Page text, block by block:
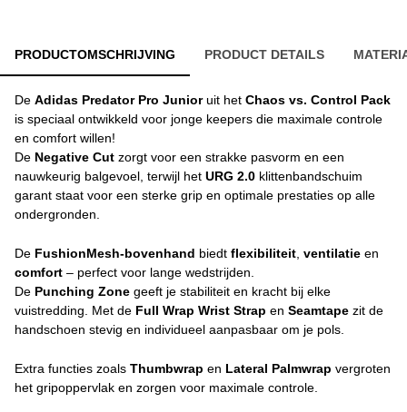
PRODUCTOMSCHRIJVING PRODUCT DETAILS
De Adidas Predator Pro Junioruit het Chaos vs. Control Pack
is speciaal ontwikkeld voor jonge keepers die maximale controle
en comfort willen!
De Negative Cut zorgt voor een strakke pasvorm en een
nauwkeurig balgevoel, terwijl het URG 2.0 klittenbandschuim
garant staat voor een sterke grip en optimale prestaties op alle
ondergronden.
De FushionMesh-bovenhand biedt flexibiliteit ventilatie en
comfort – perfect voor lange wedstrijden.
De Punching Zone geeft je stabiliteit en kracht bij elke
vuistredding. Met de Full Wrap Wrist Strap en Seamtape zit de
handschoen stevig en individueel aanpasbaar om je pols.
Extra functies zoals Thumbwrap en Lateral Palmwrap vergroten
het gripoppervlak en zorgen voor maximale controle.